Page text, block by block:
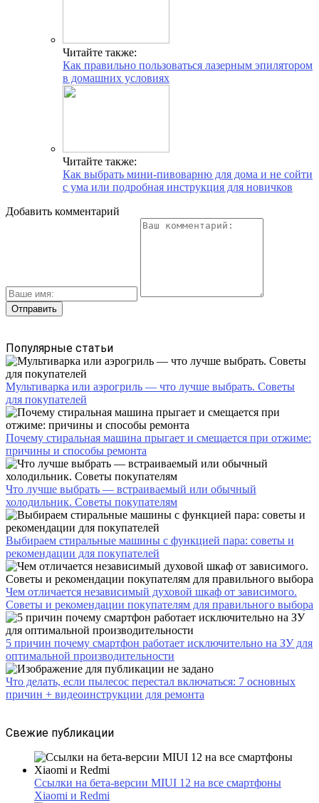
Читайте также:
Как правильно пользоваться лазерным эпилятором
в домашних условиях
Читайте также:
Как выбрать мини-пивоварню для дома и не сойти
с ума или подробная инструкция для новичков
Добавить комментарий
Популярные статьи
Мультиварка или аэрогриль — что лучше выбрать. Советы
для покупателей
Почему стиральная машина прыгает и смещается при отжиме:
причины и способы ремонта
Что лучше выбрать — встраиваемый или обычный
холодильник. Советы покупателям
Выбираем стиральные машины с функцией пара: советы и
рекомендации для покупателей
Чем отличается независимый духовой шкаф от зависимого.
Советы и рекомендации покупателям для правильного выбора
5 причин почему смартфон работает исключительно на ЗУ для
оптимальной производительности
Что делать, если пылесос перестал включаться: 7 основных
причин + видеоинструкции для ремонта
Свежие публикации
Ссылки на бета-версии MIUI 12 на все смартфоны
Xiaomi и Redmi